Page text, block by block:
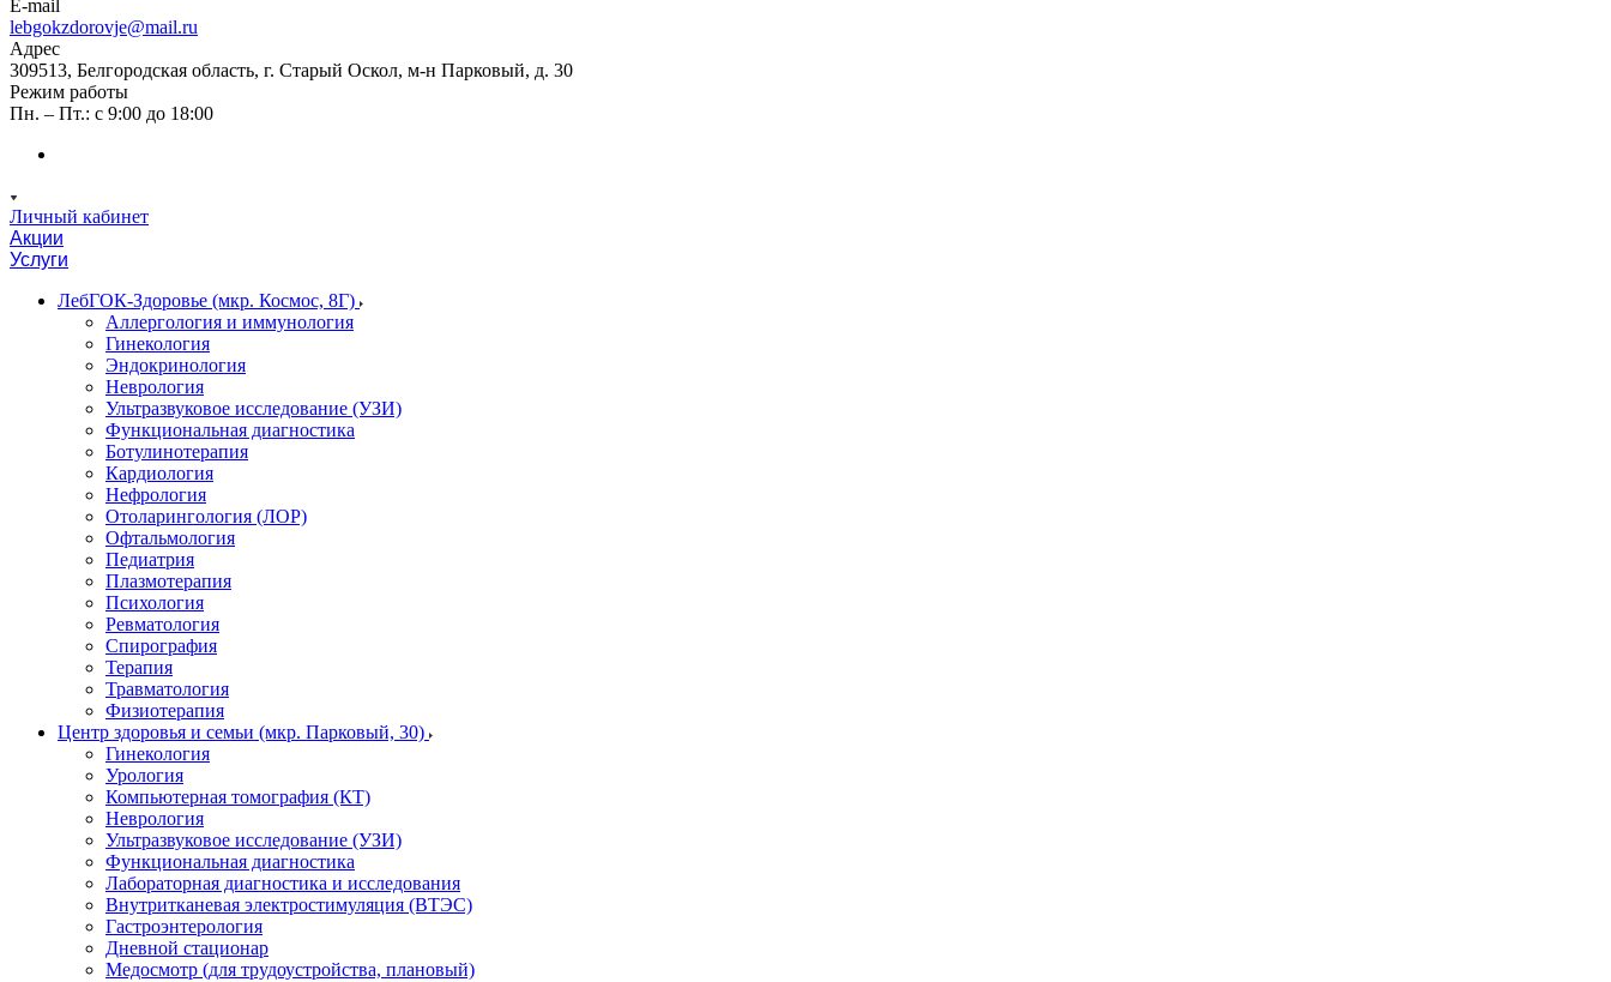
E-mail
lebgokzdorovje@mail.ru
Адрес
309513, Белгородская область, г. Старый Оскол, м-н Парковый, д. 30
Режим работы
Пн. – Пт.: с 9:00 до 18:00
Личный кабинет
Акции
Услуги
ЛебГОК-Здоровье (мкр. Космос, 8Г)
Аллергология и иммунология
Гинекология
Эндокринология
Неврология
Ультразвуковое исследование (УЗИ)
Функциональная диагностика
Ботулинотерапия
Кардиология
Нефрология
Отоларингология (ЛОР)
Офтальмология
Педиатрия
Плазмотерапия
Психология
Ревматология
Спирография
Терапия
Травматология
Физиотерапия
Центр здоровья и семьи (мкр. Парковый, 30)
Гинекология
Урология
Компьютерная томография (КТ)
Неврология
Ультразвуковое исследование (УЗИ)
Функциональная диагностика
Лабораторная диагностика и исследования
Внутритканевая электростимуляция (ВТЭС)
Гастроэнтерология
Дневной стационар
Медосмотр (для трудоустройства, плановый)